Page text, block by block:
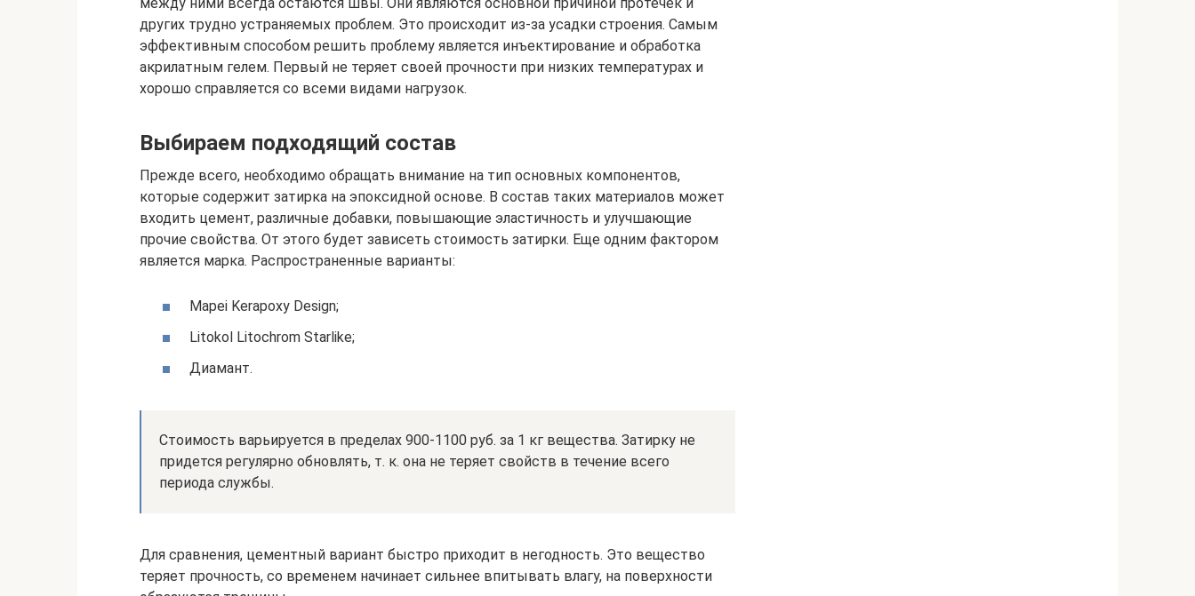
других трудно устраняемых проблем. Это происходит из-за усадки строения. Самым
эффективным способом решить проблему является инъектирование и обработка
акрилатным гелем. Первый не теряет своей прочности при низких температурах и
хорошо справляется со всеми видами нагрузок.
Выбираем подходящий состав
Прежде всего, необходимо обращать внимание на тип основных компонентов,
которые содержит затирка на эпоксидной основе. В состав таких материалов может
входить цемент, различные добавки, повышающие эластичность и улучшающие
прочие свойства. От этого будет зависеть стоимость затирки. Еще одним фактором
является марка. Распространенные варианты:
Mapei Kerapoxy Design;
Litokol Litochrom Starlike;
Диамант.
Стоимость варьируется в пределах 900-1100 руб. за 1 кг вещества. Затирку не
придется регулярно обновлять, т. к. она не теряет свойств в течение всего
периода службы.
Для сравнения, цементный вариант быстро приходит в негодность. Это вещество
теряет прочность, со временем начинает сильнее впитывать влагу, на поверхности